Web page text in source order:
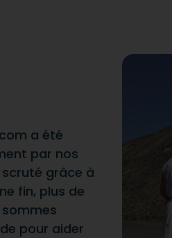
a été
par nos
grâce à
fin, plus de
pour aider